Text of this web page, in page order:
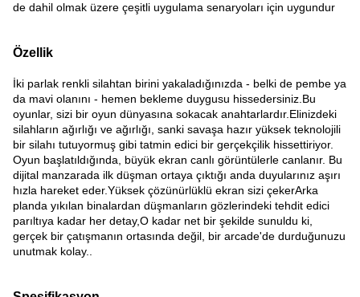
de dahil olmak üzere çeşitli uygulama senaryoları için uygundur
Özellik
İki parlak renkli silahtan birini yakaladığınızda - belki de pembe ya
da mavi olanını - hemen bekleme duygusu hissedersiniz.Bu
oyunlar, sizi bir oyun dünyasına sokacak anahtarlardır.Elinizdeki
silahların ağırlığı ve ağırlığı, sanki savaşa hazır yüksek teknolojili
bir silahı tutuyormuş gibi tatmin edici bir gerçekçilik hissettiriyor.
Oyun başlatıldığında, büyük ekran canlı görüntülerle canlanır. Bu
dijital manzarada ilk düşman ortaya çıktığı anda duyularınız aşırı
hızla hareket eder.Yüksek çözünürlüklü ekran sizi çekerArka
planda yıkılan binalardan düşmanların gözlerindeki tehdit edici
parıltıya kadar her detay,O kadar net bir şekilde sunuldu ki,
gerçek bir çatışmanın ortasında değil, bir arcade'de durduğunuzu
unutmak kolay..